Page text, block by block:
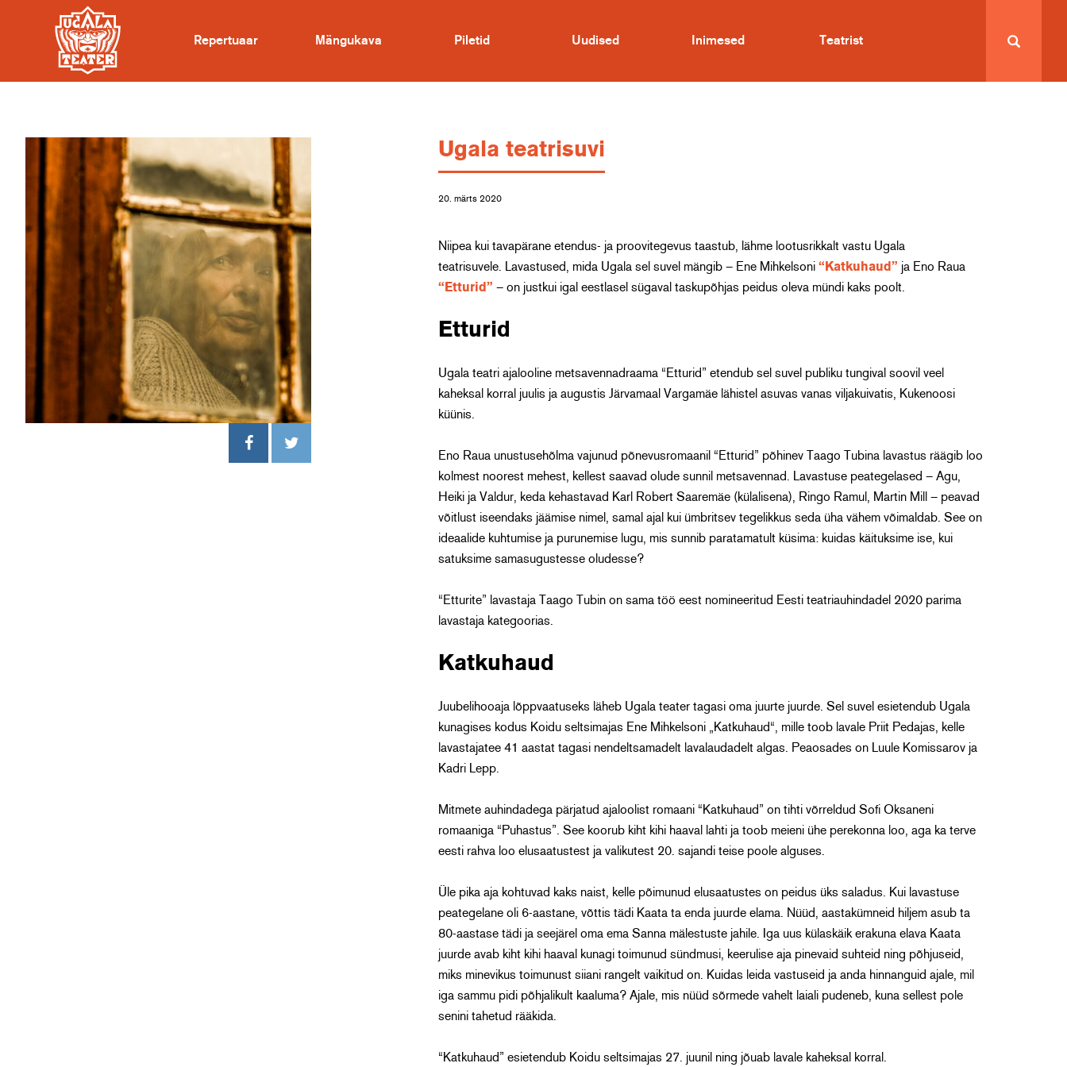
Repertuaar Mängukava Piletid Uudised Inimesed Teatrist
Ugala teatrisuvi
20. märts 2020
Niipea kui tavapärane etendus- ja proovitegevus taastub, lähme lootusrikkalt vastu Ugala
teatrisuvele. Lavastused, mida Ugala sel suvel mängib – Ene Mihkelsoni “Katkuhaud” ja Eno Raua
“Etturid” – on justkui igal eestlasel sügaval taskupõhjas peidus oleva mündi kaks poolt.
Etturid
Ugala teatri ajalooline metsavennadraama “Etturid” etendub sel suvel publiku tungival soovil veel
kaheksal korral juulis ja augustis Järvamaal Vargamäe lähistel asuvas vanas viljakuivatis, Kukenoosi
küünis.
Eno Raua unustusehõlma vajunud põnevusromaanil “Etturid” põhinev Taago Tubina lavastus räägib loo
kolmest noorest mehest, kellest saavad olude sunnil metsavennad. Lavastuse peategelased – Agu,
Heiki ja Valdur, keda kehastavad Karl Robert Saaremäe (külalisena), Ringo Ramul, Martin Mill – peavad
võitlust iseendaks jäämise nimel, samal ajal kui ümbritsev tegelikkus seda üha vähem võimaldab. See on
ideaalide kuhtumise ja purunemise lugu, mis sunnib paratamatult küsima: kuidas käituksime ise, kui
satuksime samasugustesse oludesse?
“Etturite” lavastaja Taago Tubin on sama töö eest nomineeritud Eesti teatriauhindadel 2020 parima
lavastaja kategoorias.
Katkuhaud
Juubelihooaja lõppvaatuseks läheb Ugala teater tagasi oma juurte juurde. Sel suvel esietendub Ugala
kunagises kodus Koidu seltsimajas Ene Mihkelsoni „Katkuhaud“, mille toob lavale Priit Pedajas, kelle
lavastajatee 41 aastat tagasi nendeltsamadelt lavalaudadelt algas. Peaosades on Luule Komissarov ja
Kadri Lepp.
Mitmete auhindadega pärjatud ajaloolist romaani “Katkuhaud” on tihti võrreldud Sofi Oksaneni
romaaniga “Puhastus”. See koorub kiht kihi haaval lahti ja toob meieni ühe perekonna loo, aga ka terve
eesti rahva loo elusaatustest ja valikutest 20. sajandi teise poole alguses.
Üle pika aja kohtuvad kaks naist, kelle põimunud elusaatustes on peidus üks saladus. Kui lavastuse
peategelane oli 6-aastane, võttis tädi Kaata ta enda juurde elama. Nüüd, aastakümneid hiljem asub ta
80-aastase tädi ja seejärel oma ema Sanna mälestuste jahile. Iga uus külaskäik erakuna elava Kaata
juurde avab kiht kihi haaval kunagi toimunud sündmusi, keerulise aja pinevaid suhteid ning põhjuseid,
miks minevikus toimunust siiani rangelt vaikitud on. Kuidas leida vastuseid ja anda hinnanguid ajale, mil
iga sammu pidi põhjalikult kaaluma? Ajale, mis nüüd sõrmede vahelt laiali pudeneb, kuna sellest pole
senini tahetud rääkida.
“Katkuhaud” esietendub Koidu seltsimajas 27. juunil ning jõuab lavale kaheksal korral.